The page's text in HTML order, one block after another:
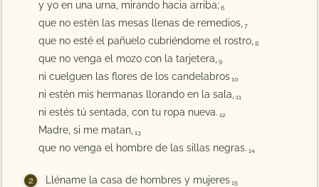
y yo en una urna, mirando hacia arriba; 6
que no estén las mesas llenas de remedios, 7
que no esté el pañuelo cubriéndome el rostro, 8
que no venga el mozo con la tarjetera, 9
ni cuelguen las flores de los candelabros 10
ni estén mis hermanas llorando en la sala, 11
ni estés tú sentada, con tu ropa nueva. 12
Madre, si me matan, 13
que no venga el hombre de las sillas negras. 14
Lléname la casa de hombres y mujeres 15